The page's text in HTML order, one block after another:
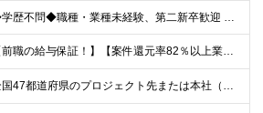
◆学歴不問◆職種・業種未経験、第二新卒歓迎 【具体的には】 1ヶ月でも実務経験があれば尚◎ ※豊富な経験者は特に給与面で大きな優遇有 ＜経験浅めの方でも歓迎＞ ★以下「◎」いずれかに該当される
【前職の給与保証！】【案件還元率82％以上業界最高水準！】【転職者の100%が収入UPを実現！】 ＼スキルに見合った収入を望む方は、ぜひ！／ 【経験1年未満の方】 月給23万円～35万円 ※月給には
全国47都道府県のプロジェクト先または本社（新宿区） ◎勤務地は希望を考慮。転勤はありません。 ◎フルリモート(完全在宅勤務）多数あります。 ◎転職時にお引越しをご検討の際には引越し費用または住宅手